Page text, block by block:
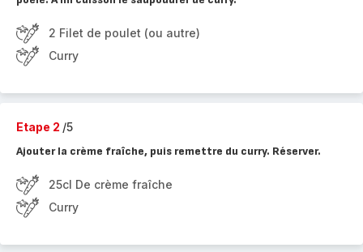
2 Filet de poulet (ou autre)
Curry
Etape 2 /5
Ajouter la crème fraîche, puis remettre du curry. Réserver.
25cl De crème fraîche
Curry